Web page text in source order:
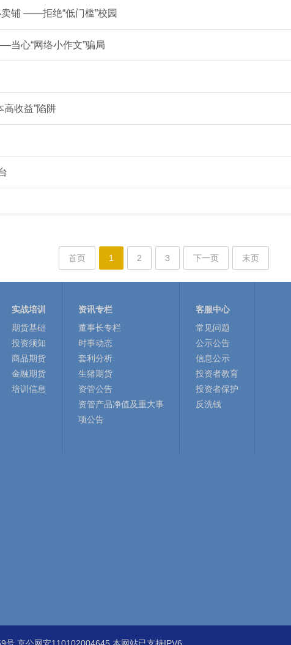
卖铺 ——拒绝“低门槛”校园
当心“网络小作文”骗局
收益”陷阱
首页 1 2 3 下一页 末页
实战培训
期货基础
投资须知
商品期货
金融期货
培训信息
资讯专栏
董事长专栏
时事动态
套利分析
生猪期货
资管公告
资管产品净值及重大事
项公告
客服中心
常见问题
公示公告
信息公示
投资者教育
投资者保护
反洗钱